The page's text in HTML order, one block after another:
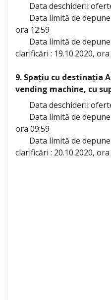
Data deschiderii
Data limită de
ora 12:59
Data limită de
clarificări : 19.10.2020, ora
9. Spațiu cu destinația
vending machine, cu
Data deschiderii
Data limită de
ora 09:59
Data limită de
clarificări : 20.10.2020, ora